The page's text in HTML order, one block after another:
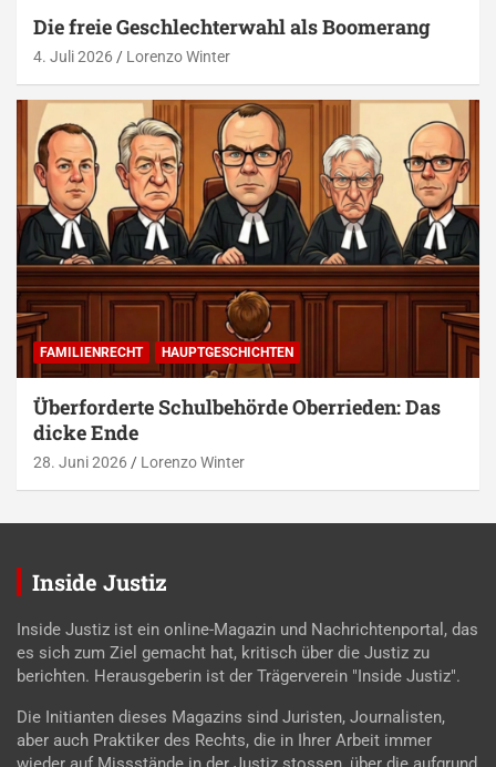
Die freie Geschlechterwahl als Boomerang
4. Juli 2026 Lorenzo Winter
FAMILIENRECHT HAUPTGESCHICHTEN
Überforderte Schulbehörde Oberrieden: Das
dicke Ende
28. Juni 2026 Lorenzo Winter
Inside Justiz
Inside Justiz ist ein online-Magazin und Nachrichtenportal, das
es sich zum Ziel gemacht hat, kritisch über die Justiz zu
berichten. Herausgeberin ist der Trägerverein "Inside Justiz".
Die Initianten dieses Magazins sind Juristen, Journalisten,
aber auch Praktiker des Rechts, die in Ihrer Arbeit immer